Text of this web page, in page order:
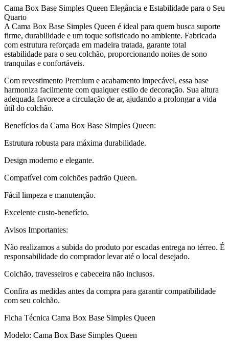
Cama Box Base Simples Queen Elegância e Estabilidade para o Seu
Quarto
A Cama Box Base Simples Queen é ideal para quem busca suporte
firme, durabilidade e um toque sofisticado no ambiente. Fabricada
com estrutura reforçada em madeira tratada, garante total
estabilidade para o seu colchão, proporcionando noites de sono
tranquilas e confortáveis.
Com revestimento Premium e acabamento impecável, essa base
harmoniza facilmente com qualquer estilo de decoração. Sua altura
adequada favorece a circulação de ar, ajudando a prolongar a vida
útil do colchão.
Benefícios da Cama Box Base Simples Queen:
Estrutura robusta para máxima durabilidade.
Design moderno e elegante.
Compatível com colchões padrão Queen.
Fácil limpeza e manutenção.
Excelente custo-benefício.
Avisos Importantes:
Não realizamos a subida do produto por escadas entrega no térreo. É
responsabilidade do comprador levar até o local desejado.
Colchão, travesseiros e cabeceira não inclusos.
Confira as medidas antes da compra para garantir compatibilidade
com seu colchão.
Ficha Técnica Cama Box Base Simples Queen
Modelo: Cama Box Base Simples Queen